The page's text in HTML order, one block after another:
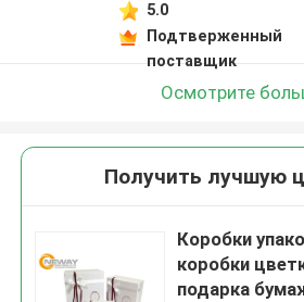
5.0
Подтверженный
поставщик
Осмотрите
Получить лучшую
Коробки
коробки
подарка